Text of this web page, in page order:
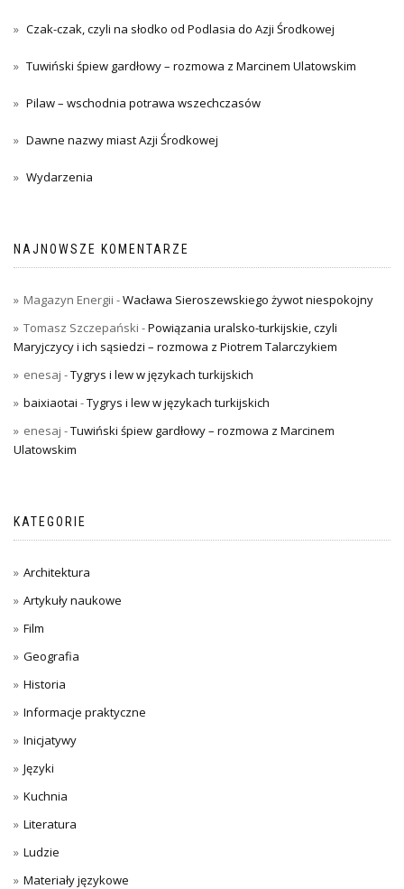
Czak-czak, czyli na słodko od Podlasia do Azji Środkowej
Tuwiński śpiew gardłowy – rozmowa z Marcinem Ulatowskim
Pilaw – wschodnia potrawa wszechczasów
Dawne nazwy miast Azji Środkowej
Wydarzenia
NAJNOWSZE KOMENTARZE
Magazyn Energii -Wacława Sieroszewskiego żywot niespokojny
Tomasz Szczepański -Powiązania uralsko-turkijskie, czyli
Maryjczycy i ich sąsiedzi – rozmowa z Piotrem Talarczykiem
enesaj -Tygrys i lew w językach turkijskich
baixiaotai -Tygrys i lew w językach turkijskich
enesaj -Tuwiński śpiew gardłowy – rozmowa z Marcinem
Ulatowskim
KATEGORIE
Architektura
Artykuły naukowe
Film
Geografia
Historia
Informacje praktyczne
Inicjatywy
Języki
Kuchnia
Literatura
Ludzie
Materiały językowe